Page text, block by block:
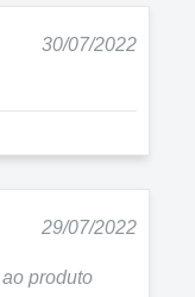
30/07/2022
29/07/2022
produto